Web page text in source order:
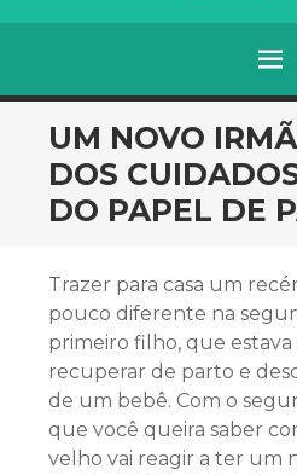
SKIP TO CONTENT
UM NOVO
DOS
DO PAPEL DE
Trazer para casa um
pouco diferente na
primeiro filho, que estava
recuperar de parto e
de um bebê. Com o
que você queira saber
velho vai reagir a ter um